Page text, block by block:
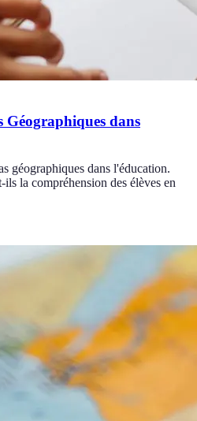
Géographiques dans
géographiques dans l'éducation.
la compréhension des élèves en